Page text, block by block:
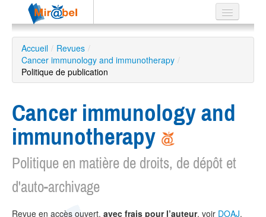
Le réseau
Soutien
Listes
Recherche
avancée
ES
?
Accueil / Revues /
Cancer immunology and immunotherapy /
Politique de publication
Cancer immunology and
immunotherapy
Politique en matière de droits, de dépôt et
d'auto-archivage
Revue en accès ouvert, avec frais pour l’auteur, voir DOAJ.